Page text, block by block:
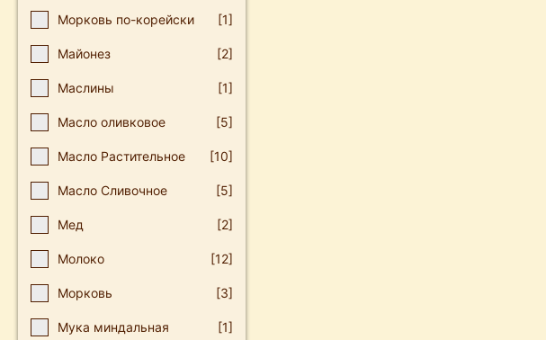
Мοркοвь пο-кοрейски [1]
Майοнез [2]
Маслины [1]
Масло оливковое [5]
Масло Растительное [10]
Масло Сливочное [5]
Мед [2]
Молоко [12]
Морковь [3]
Мука миндальная [1]